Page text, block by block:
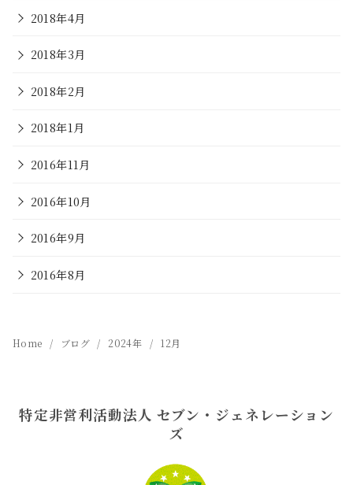
2018年4月
2018年3月
2018年2月
2018年1月
2016年11月
2016年10月
2016年9月
2016年8月
Home ブログ 2024年 12月
特定非営利活動法人 セブン・ジェネレーション
ズ